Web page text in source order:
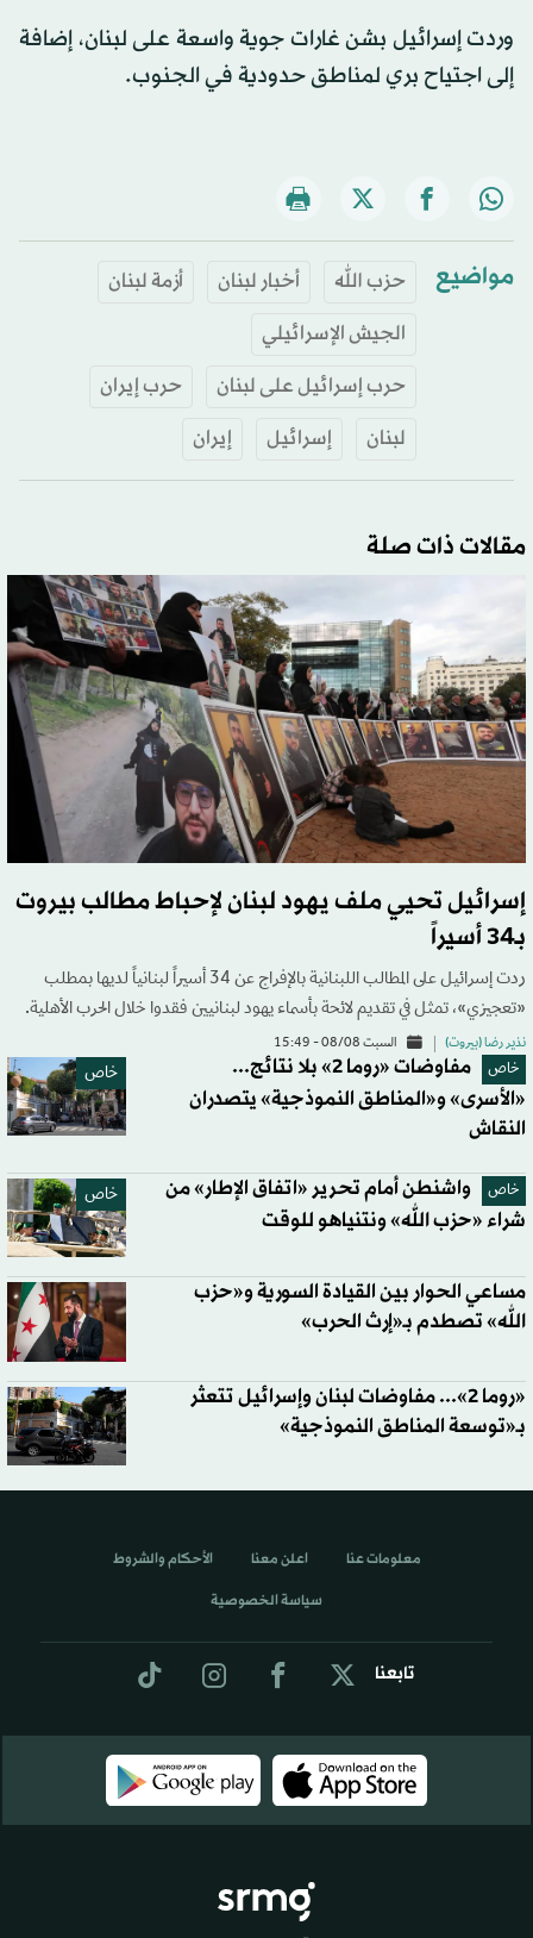
وردت إسرائيل بشن غارات جوية واسعة على لبنان، إضافة
إلى اجتياح بري لمناطق حدودية في الجنوب.
مواضيع حزب الله أخبار لبنان
أزمة لبنان
الجيش الإسرائيلي
حرب إسرائيل على لبنان
حرب إيران
لبنان
إسرائيل إيران
مقالات ذات صلة
إسرائيل تحيي ملف يهود لبنان لإحباط مطالب بيروت
بـ34 أسيراً
ردت إسرائيل على المطالب اللبنانية بالإفراج عن 34 أسيراً لبنانياً لديها بمطلب
«تعجيزي»، تمثل في تقديم لائحة بأسماء يهود لبنانيين فقدوا خلال الحرب الأهلية.
نذير رضا (بيروت) السبت 08/08 - 15:49
خاص خاص
مفاوضات «روما 2» بلا نتائج...
«الأسرى» و«المناطق النموذجية» يتصدران
النقاش
خاص خاص
واشنطن أمام تحرير «اتفاق الإطار» من
شراء «حزب الله» ونتنياهو للوقت
مساعي الحوار بين القيادة السورية و«حزب
الله» تصطدم بـ«إرث الحرب»
«روما 2»... مفاوضات لبنان وإسرائيل تتعثر
بـ«توسعة المناطق النموذجية»
تابعنا
معلومات عنا اعلن معنا الأحكام والشروط
سياسة الخصوصية